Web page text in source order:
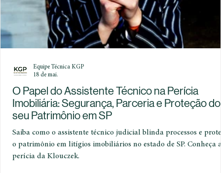
O Papel do Assistente Técnico na Perícia
Imobiliária: Segurança, Parceria e Proteção do
seu Patrimônio em SP
Saiba como o assistente técnico judicial blinda processos e
o patrimônio em litígios imobiliários no estado de SP. Conheça
18 de mai.